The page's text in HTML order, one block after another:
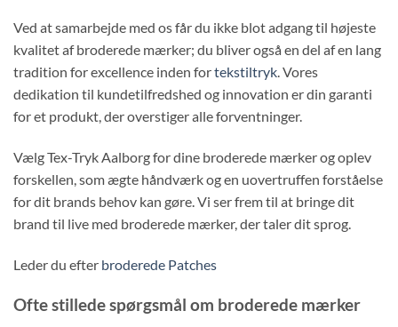
Ved at samarbejde med os får du ikke blot adgang til højeste
kvalitet af broderede mærker; du bliver også en del af en lang
tradition for excellence inden fortekstiltryk. Vores
dedikation til kundetilfredshed og innovation er din garanti
for et produkt, der overstiger alle forventninger.
Vælg Tex-Tryk Aalborg for dine broderede mærker og oplev
forskellen, som ægte håndværk og en uovertruffen forståelse
for dit brands behov kan gøre. Vi ser frem til at bringe dit
brand til live med broderede mærker, der taler dit sprog.
Leder du efter broderede Patches
Ofte stillede spørgsmål om broderede mærker